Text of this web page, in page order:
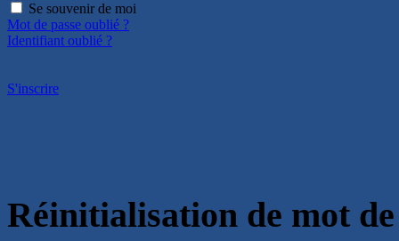
Se souvenir de moi
Mot de passe oublié ?
Identifiant oublié ?
S'inscrire
Réinitialisation de mot de